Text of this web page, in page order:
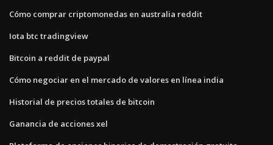
Cómo comprar criptomonedas en australia reddit
Iota btc tradingview
Bitcoin a reddit de paypal
Cómo negociar en el mercado de valores en línea india
Historial de precios totales de bitcoin
Ganancia de acciones xel